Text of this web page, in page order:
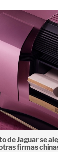
de Jaguar se
firmas